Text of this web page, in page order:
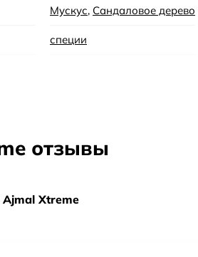
Мускус, Сандаловое дерево
специи
Осень, Зима
отзывы
Ajmal Xtreme